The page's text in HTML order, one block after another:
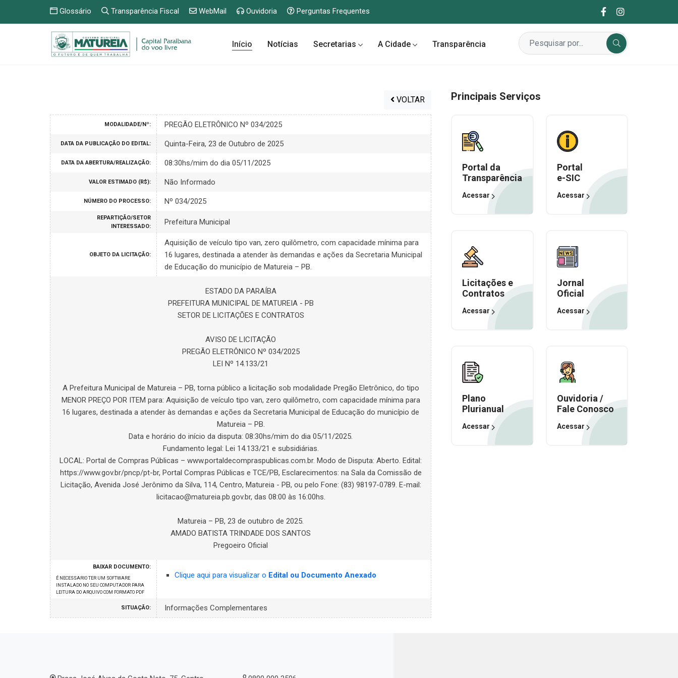
Glossário Transparência Fiscal WebMail Ouvidoria Perguntas Frequentes
Início Notícias Secretarias A Cidade Transparência
VOLTAR
MODALIDADE/Nº: PREGÃO ELETRÔNICO Nº 034/2025
DATA DA PUBLICAÇÃO DO EDITAL: Quinta-Feira, 23 de Outubro de 2025
DATA DA ABERTURA/REALIZAÇÃO: 08:30hs/mim do dia 05/11/2025
VALOR ESTIMADO (R$): Não Informado
NÚMERO DO PROCESSO: Nº 034/2025
REPARTIÇÃO/SETOR
INTERESSADO:
Prefeitura Municipal
OBJETO DA LICITAÇÃO:
Aquisição de veículo tipo van, zero quilômetro, com capacidade mínima para
16 lugares, destinada a atender às demandas e ações da Secretaria Municipal
de Educação do município de Matureia – PB.
ESTADO DA PARAÍBA
PREFEITURA MUNICIPAL DE MATUREIA - PB
SETOR DE LICITAÇÕES E CONTRATOS
AVISO DE LICITAÇÃO
PREGÃO ELETRÔNICO Nº 034/2025
LEI Nº 14.133/21
A Prefeitura Municipal de Matureia – PB, torna público a licitação sob modalidade Pregão Eletrônico, do tipo
MENOR PREÇO POR ITEM para: Aquisição de veículo tipo van, zero quilômetro, com capacidade mínima para
16 lugares, destinada a atender às demandas e ações da Secretaria Municipal de Educação do município de
Matureia – PB.
Data e horário do início da disputa: 08:30hs/mim do dia 05/11/2025.
Fundamento legal: Lei 14.133/21 e subsidiárias.
LOCAL: Portal de Compras Públicas – www.portaldecompraspublicas.com.br. Modo de Disputa: Aberto. Edital:
https://www.gov.br/pncp/pt-br, Portal Compras Públicas e TCE/PB, Esclarecimentos: na Sala da Comissão de
Licitação, Avenida José Jerônimo da Silva, 114, Centro, Matureia - PB, ou pelo Fone: (83) 98197-0789. E-mail:
licitacao@matureia.pb.gov.br, das 08:00 às 16:00hs.
Matureia – PB, 23 de outubro de 2025.
AMADO BATISTA TRINDADE DOS SANTOS
Pregoeiro Oficial
BAIXAR DOCUMENTO:
É NECESSARIO TER UM SOFTWARE
INSTALADO NO SEU COMPUTADOR PARA
LEITURA DO ARQUIVO COM FORMATO PDF
Clique aqui para visualizar o Edital ou Documento Anexado
SITUAÇÃO: Informações Complementares
Principais Serviços
Portal da
Transparência
Acessar
Portal
e-SIC
Acessar
Licitações e
Contratos
Acessar
Jornal
Oficial
Acessar
Plano
Plurianual
Acessar
Ouvidoria /
Fale Conosco
Acessar